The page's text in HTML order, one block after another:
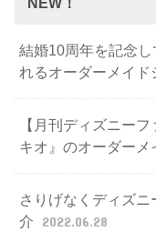
結婚10周年を記念
れるオーダーメイド
【月刊ディズニー
キオ』のオーダーメ
さりげなくディズ
介
2022.06.28